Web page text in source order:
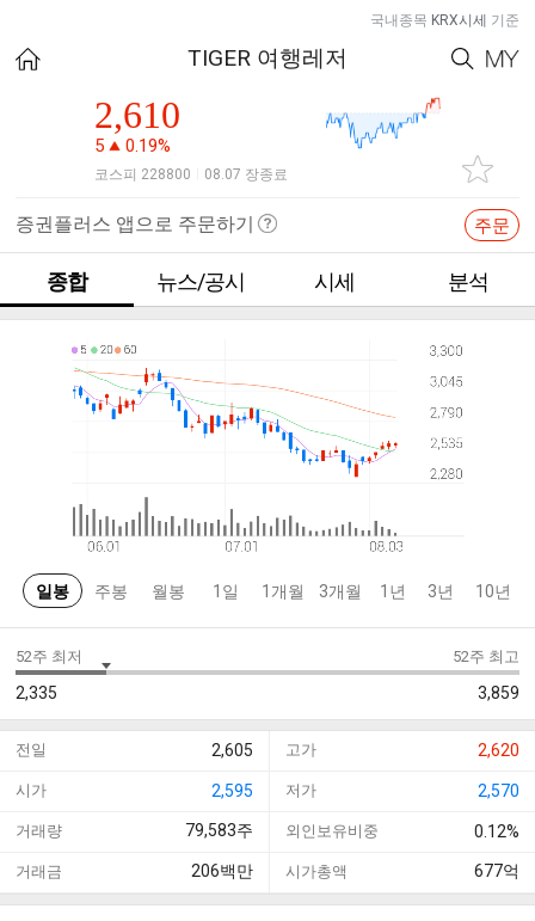
국내종목 KRX시세 기준
TIGER 여행레저
2,610
5 0.19%
코스피 228800 08.07 장종료
증권플러스 앱으로 주문하기 주문
종합 뉴스/공시 시세 분석
일봉 주봉 월봉 1일 1개월 3개월 1년 3년 10년
52주 최저
2,335
52주 최고
3,859
전일 2,605 고가 2,620
시가 2,595 저가 2,570
거래량 79,583주 외인보유비중 0.12%
거래금 206백만 시가총액 677억